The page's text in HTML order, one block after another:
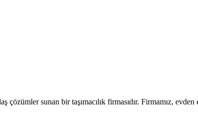
sunan bir taşımacılık firmasıdır. Firmamız, evden